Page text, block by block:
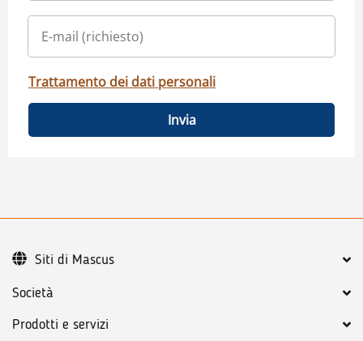
Trattamento dei dati personali
Invia
Società
Prodotti e servizi
Siti di Mascus